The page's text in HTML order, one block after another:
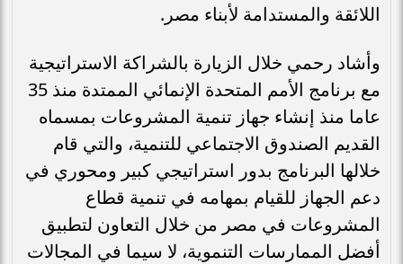
اللائقة والمستدامة لأبناء مصر.
وأشاد رحمي خلال الزيارة بالشراكة الاستراتيجية
مع برنامج الأمم المتحدة الإنمائي الممتدة منذ 35
عاما منذ إنشاء جهاز تنمية المشروعات بمسماه
القديم الصندوق الاجتماعي للتنمية، والتي قام
خلالها البرنامج بدور استراتيجي كبير ومحوري في
دعم الجهاز للقيام بمهامه في تنمية قطاع
المشروعات في مصر من خلال التعاون لتطبيق
أفضل الممارسات التنموية، لا سيما في المجالات